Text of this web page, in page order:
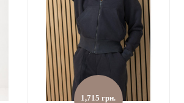
1,715 грн.